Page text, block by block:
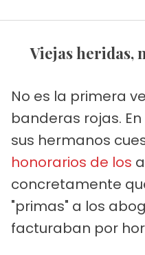
Viejas heridas,
No es la primera
banderas rojas.
sus hermanos
honorarios de los
concretamente
"primas" a los
facturaban por